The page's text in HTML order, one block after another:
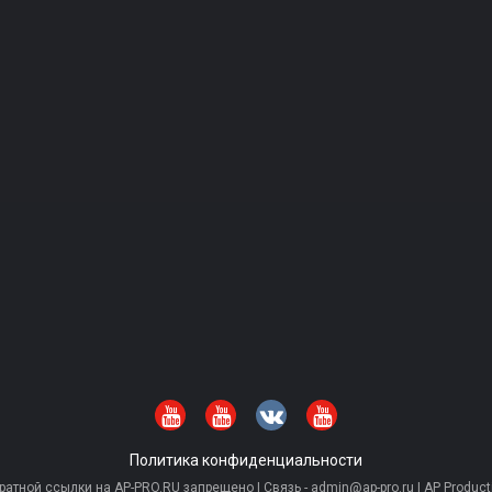
Политика конфиденциальности
ссылки на AP-PRO.RU запрещено | Связь - admin@ap-pro.ru | AP